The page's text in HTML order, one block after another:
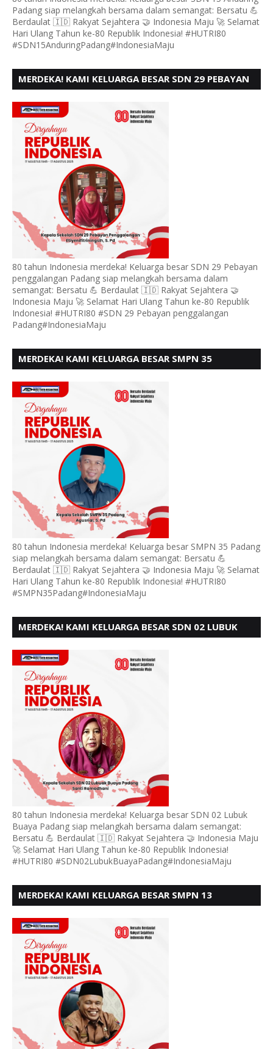
Padang siap melangkah bersama dalam semangat: Bersatu 💪
Berdaulat 🇮🇩 Rakyat Sejahtera 🤝 Indonesia Maju 🚀 Selamat
Hari Ulang Tahun ke-80 Republik Indonesia! #HUTRI80
#SDN15AnduringPadang#IndonesiaMaju
MERDEKA! KAMI KELUARGA BESAR SDN 29 PEBAYAN
KE - 80
80 tahun Indonesia merdeka! Keluarga besar SDN 29 Pebayan
penggalangan Padang siap melangkah bersama dalam
semangat: Bersatu 💪 Berdaulat 🇮🇩 Rakyat Sejahtera 🤝
Indonesia Maju 🚀 Selamat Hari Ulang Tahun ke-80 Republik
Indonesia! #HUTRI80 #SDN 29 Pebayan penggalangan
Padang#IndonesiaMaju
MERDEKA! KAMI KELUARGA BESAR SMPN 35
80 tahun Indonesia merdeka! Keluarga besar SMPN 35 Padang
siap melangkah bersama dalam semangat: Bersatu 💪
Berdaulat 🇮🇩 Rakyat Sejahtera 🤝 Indonesia Maju 🚀 Selamat
Hari Ulang Tahun ke-80 Republik Indonesia! #HUTRI80
#SMPN35Padang#IndonesiaMaju
MERDEKA! KAMI KELUARGA BESAR SDN 02 LUBUK
HUT RI KE - 80,
80 tahun Indonesia merdeka! Keluarga besar SDN 02 Lubuk
Buaya Padang siap melangkah bersama dalam semangat:
Bersatu 💪 Berdaulat 🇮🇩 Rakyat Sejahtera 🤝 Indonesia Maju
🚀 Selamat Hari Ulang Tahun ke-80 Republik Indonesia!
#HUTRI80 #SDN02LubukBuayaPadang#IndonesiaMaju
MERDEKA! KAMI KELUARGA BESAR SMPN 13